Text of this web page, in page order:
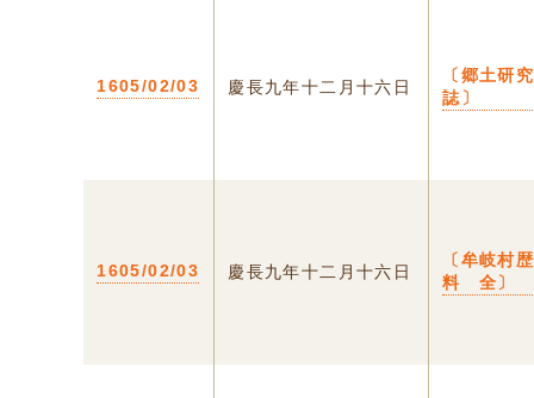
1605/02/03 慶長九年十二月十六日
〔郷土研
誌〕
1605/02/03 慶長九年十二月十六日
〔牟岐村
料 全〕